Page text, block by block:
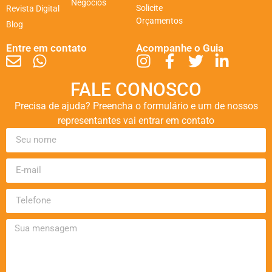
Revista Digital
Blog
Negócios
Solicite
Orçamentos
Entre em contato Acompanhe o Guia
FALE CONOSCO
Precisa de ajuda? Preencha o formulário e um de nossos
representantes vai entrar em contato